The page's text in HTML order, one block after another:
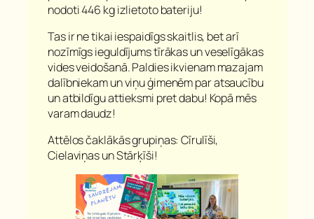
nodoti 446 kg izlietoto bateriju!
Tas ir ne tikai iespaidīgs skaitlis, bet arī
nozīmīgs ieguldījums tīrākas un veselīgākas
vides veidošanā. Paldies ikvienam mazajam
dalībniekam un viņu ģimenēm par atsaucību
un atbildīgu attieksmi pret dabu! Kopā mēs
varam daudz!
Attēlos čaklākās grupiņas: Cīrulīši,
Cielaviņas un Stārķīši!